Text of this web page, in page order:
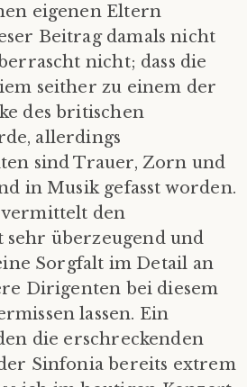
eigenen Eltern
Beitrag damals nicht
nicht; dass die
seither zu einem der
des britischen
allerdings
sind Trauer, Zorn und
in Musik gefasst worden.
vermittelt den
sehr überzeugend und
Sorgfalt im Detail an
Dirigenten bei diesem
lassen. Ein
die erschreckenden
Sinfonia bereits extrem